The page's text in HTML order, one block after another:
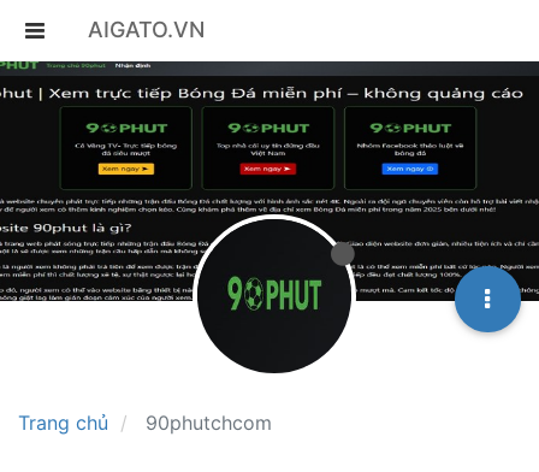
AIGATO.VN
Trang chủ 90phutchcom